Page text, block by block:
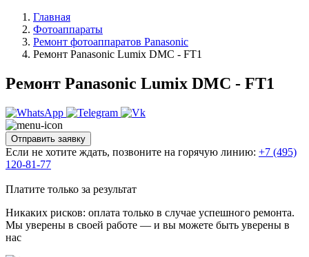
Главная
Фотоаппараты
Ремонт фотоаппаратов Panasonic
Ремонт Panasonic Lumix DMC - FT1
Ремонт Panasonic Lumix DMC - FT1
Отправить заявку
Если не хотите ждать, позвоните на горячую линию: +7 (495)
120-81-77
Платите только за результат
Никаких рисков: оплата только в случае успешного ремонта.
Мы уверены в своей работе — и вы можете быть уверены в
нас